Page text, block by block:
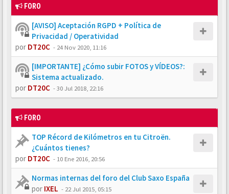
FORO
[AVISO] Aceptación RGPD + Política de
Privacidad / Operatividad
por DT20C - 24 Nov 2020, 11:16
[IMPORTANTE] ¿Cómo subir FOTOS y VÍDEOS?:
Sistema actualizado.
por DT20C -30 Jul 2018, 22:16
FORO
TOP Récord de Kilómetros en tu Citroën.
¿Cuántos tienes?
por DT20C - 10 Ene 2016, 20:56
Normas internas del foro del Club Saxo España
por IXEL - 22 Jul 2015, 05:15